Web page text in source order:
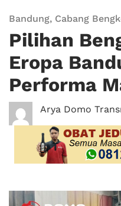
Bandung, Cabang
Pilihan
Eropa
Performa
Arya Domo